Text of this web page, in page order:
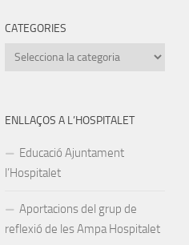
CATEGORIES
Categories
ENLLAÇOS A L’HOSPITALET
Educació Ajuntament
l’Hospitalet
Aportacions del grup de
reflexió de les Ampa Hospitalet